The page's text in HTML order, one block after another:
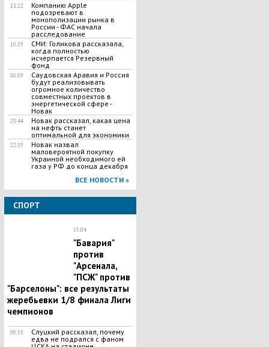
13:22
Компанию Apple
подозревают в
монополизации рынка в
России - ФАС начала
расследование
10:29
СМИ: Голикова рассказала,
когда полностью
исчерпается Резервный
фонд
00:09
Саудовская Аравия и Россия
будут реализовывать
огромное количество
совместных проектов в
энергетической сфере -
Новак
23:44
Новак рассказал, какая цена
на нефть станет
оптимальной для экономики
22:19
Новак назвал
маловероятной покупку
Украиной необходимого ей
газа у РФ до конца декабря
ВСЕ НОВОСТИ »
СПОРТ
15:04
"Бавария"
против
"Арсенала,
"ПСЖ" против
"Барселоны": все результаты
жеребьевки 1/8 финала Лиги
чемпионов
00:55
Слуцкий рассказал, почему
едва не подрался с фаном